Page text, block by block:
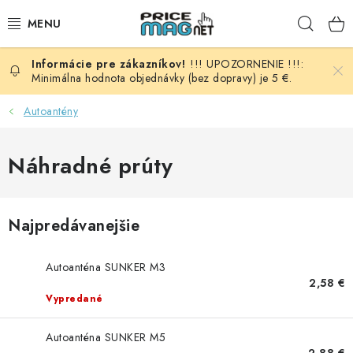
na
BATÉRIE
AUDIO - VIDEO
DOMÁCNOSŤ
ELEKTROINŠTALAČNÝ MATERIÁL
!!! UPOZORNENIE !!!:
Minimálna hodnota objednávky (bez dopravy) je 5 €.
Autoantény
Náhradné prúty
Najpredávanejšie
Autoanténa SUNKER M3
Vypredané
2,58 €
Autoanténa SUNKER M5